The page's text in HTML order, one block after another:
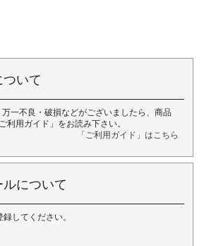
いて
一不良・破損などがございましたら、商品
用ガイド」をお読み下さい。
「ご利用ガイド」はこちら
について
してください。